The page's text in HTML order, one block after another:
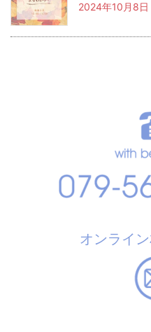
2024年10月8日
オンライ